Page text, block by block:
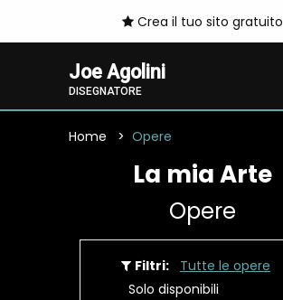
Crea il tuo sito gratuito
Joe Agolini
DISEGNATORE
Home Opere
La mia Arte
Opere
Filtri:
Tutte le opere
Solo disponibili